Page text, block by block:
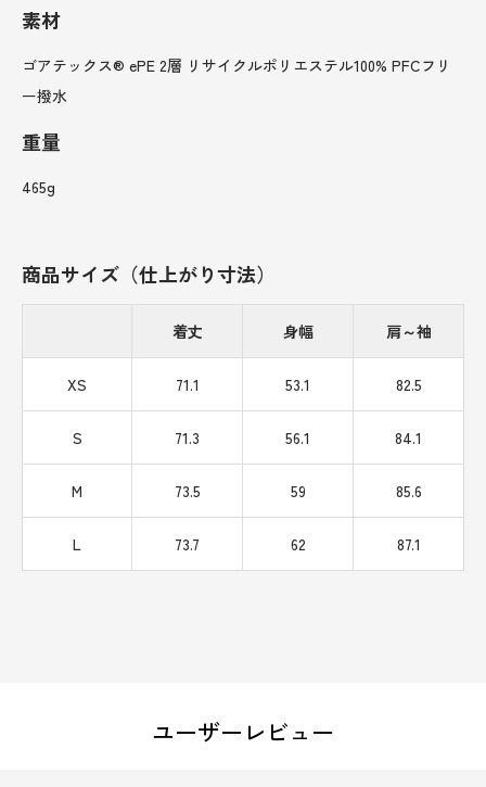
素材
ゴアテックス® ePE 2層 リサイクルポリエステル100% PFCフリ
ー撥水
重量
465g
商品サイズ（仕上がり寸法）
着丈 身幅 肩～袖
XS 71.1 53.1 82.5
S 71.3 56.1 84.1
M 73.5 59 85.6
L 73.7 62 87.1
ユーザーレビュー